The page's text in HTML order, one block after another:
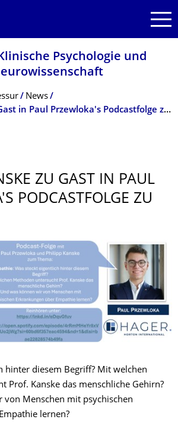
Psychologie und
News
Philipp Kanske zu Gast in Paul Przewloka's Podcastfolge zu Empathie
ZU GAST IN PAUL
PODCASTFOLGE ZU
hinter diesem Begriff? Mit welchen
Prof. Kanske das menschliche Gehirn?
von Menschen mit psychischen
lernen?